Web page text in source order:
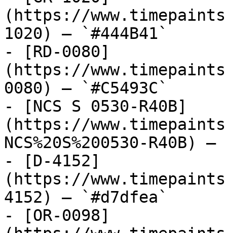
(https://
1020) — `#444B41`
- [RD-0080]
(https://
0080) — `#C5493C`
- [NCS S 0530-R40B]
(https://
NCS%20S%200530-R40B)
- [D-4152]
(https://
4152) — `#d7dfea`
- [OR-0098]